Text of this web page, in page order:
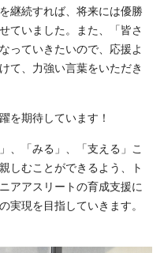
継続すれば、将来には優勝
ていました。また、「皆さ
っていきたいので、応援よ
て、力強い言葉をいただき
を期待しています！
、「みる」、「支える」こ
しむことができるよう、ト
アアスリートの育成支援に
実現を目指していきます。